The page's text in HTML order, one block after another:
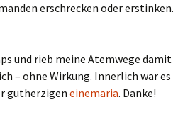
erschrecken oder erstinken.
und rieb meine Atemwege damit
– ohne Wirkung. Innerlich war es
gutherzigeneinemaria. Danke!